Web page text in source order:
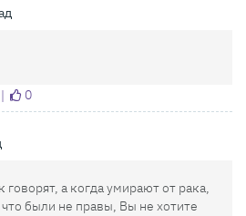
0
говорят, а когда умирают от рака,
были не правы, Вы не хотите